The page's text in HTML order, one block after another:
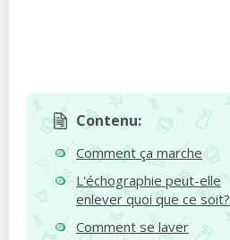
Contenu:
Comment ça marche
L'échographie peut-elle
enlever quoi que ce soit?
Comment se laver